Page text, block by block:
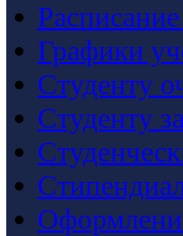
Графики
Студенту
Студенту